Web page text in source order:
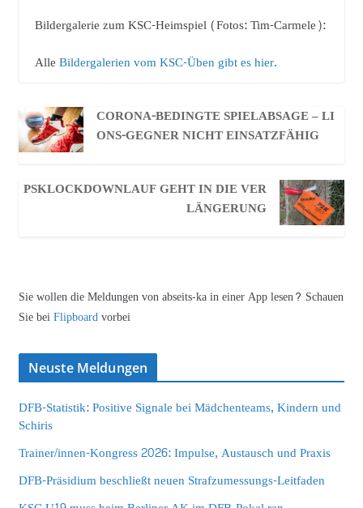
Bildergalerie zum KSC-Heimspiel (Fotos: Tim-Carmele):
AlleBildergalerien vom KSC-Üben gibt es hier.
CORONA-BEDINGTE SPIELABSAGE – LI
ONS-GEGNER NICHT EINSATZFÄHIG
PSKLOCKDOWNLAUF GEHT IN DIE VER
LÄNGERUNG
Sie wollen die Meldungen von abseits-ka in einer App lesen? Schauen
Sie beiFlipboardvorbei
Neuste Meldungen
DFB-Statistik: Positive Signale bei Mädchenteams, Kindern und
Schiris
Trainer/innen-Kongress 2026: Impulse, Austausch und Praxis
DFB-Präsidium beschließt neuen Strafzumessungs-Leitfaden